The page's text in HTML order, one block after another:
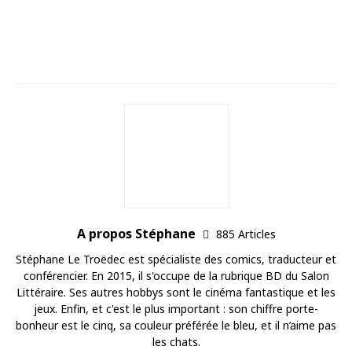
A propos Stéphane
885 Articles
Stéphane Le Troëdec est spécialiste des comics, traducteur et
conférencier. En 2015, il s'occupe de la rubrique BD du Salon
Littéraire. Ses autres hobbys sont le cinéma fantastique et les
jeux. Enfin, et c'est le plus important : son chiffre porte-
bonheur est le cinq, sa couleur préférée le bleu, et il n’aime pas
les chats.